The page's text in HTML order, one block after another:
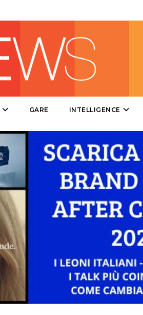
GARE INTELLIGENCE